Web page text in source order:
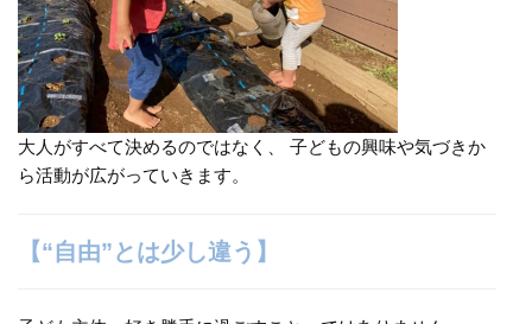
大人がすべて決めるのではなく、 子どもの興味や気づきか
ら活動が広がっていきます。
【“自由”とは少し違う】